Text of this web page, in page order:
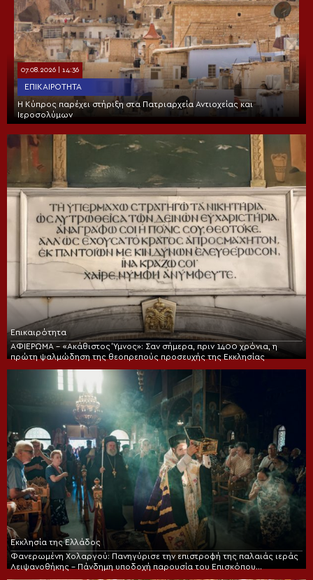
07.08.2026 | 14:36
ΕΠΙΚΑΙΡΌΤΗΤΑ
Η Κύπρος παρέχει στήριξη στα Πατριαρχεία Αντιοχείας και
Ιεροσολύμων
Επικαιρότητα
ΑΦΙΕΡΩΜΑ – «Ακάθιστος Ύμνος»: Σαν σήμερα, πριν 1400 χρόνια, η
πρώτη ψαλμώδηση της θεοπρεπούς προσευχής της Εκκλησίας
Εκκλησία της Ελλάδος
Φανερωμένη Χολαργού: Πανηγύρισε την επιστροφή της παλαιάς ιεράς
Λειψανοθήκης – Πάνδημη υποδοχή παρουσία του Επισκόπου